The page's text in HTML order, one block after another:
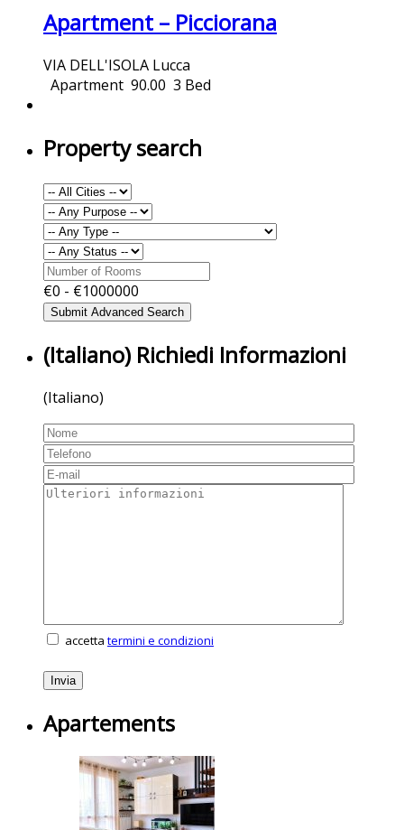
Apartment – Picciorana
VIA DELL'ISOLA Lucca
Apartment 90.00 3 Bed
Property search
€0 - €1000000
(Italiano) Richiedi Informazioni
(Italiano)
accetta termini e condizioni
Apartements